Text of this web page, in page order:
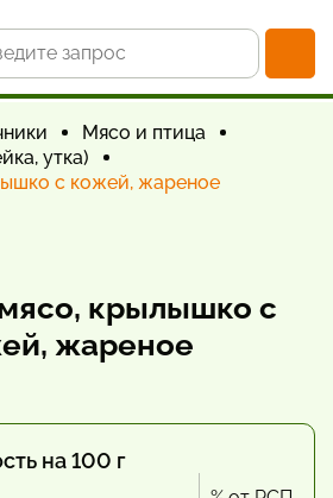
Мясо и птица
утка)
с кожей, жареное
крылышко с
жареное
на 100 г